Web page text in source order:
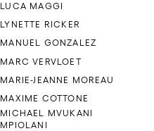
LUCA MAGGI
LYNETTE RICKER
MANUEL GONZALEZ
MARC VERVLOET
MARIE-JEANNE MOREAU
MAXIME COTTONE
MICHAEL MVUKANI
MPIOLANI